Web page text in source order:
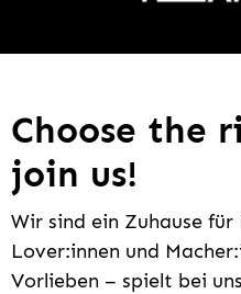
Choose the
join us!
Wir sind ein Zuhause
Lover:innen und
Vorlieben – spielt bei